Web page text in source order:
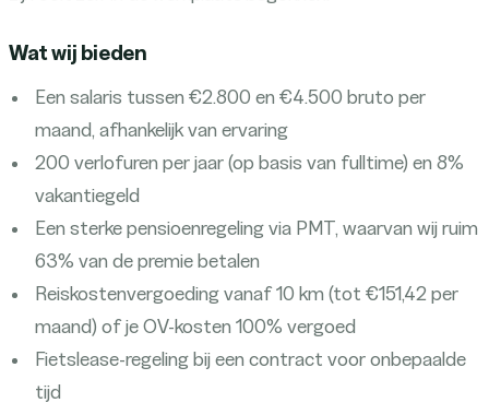
Wat wij bieden
Een salaris tussen €2.800 en €4.500 bruto per
maand, afhankelijk van ervaring
200 verlofuren per jaar (op basis van fulltime) en 8%
vakantiegeld
Een sterke pensioenregeling via PMT, waarvan wij ruim
63% van de premie betalen
Reiskostenvergoeding vanaf 10 km (tot €151,42 per
maand) of je OV-kosten 100% vergoed
Fietslease-regeling bij een contract voor onbepaalde
tijd